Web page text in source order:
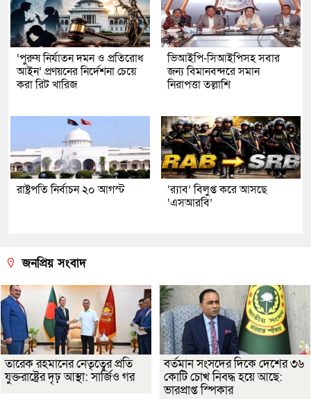
‘পুরুষ নির্যাতন দমন ও প্রতিরোধ
আইন’ প্রণয়নের নির্দেশনা চেয়ে
করা রিট খারিজ
ভিআইপি-সিআইপিসহ সবার
জন্য বিমানবন্দরে সমান
নিরাপত্তা তল্লাশি
রাষ্ট্রপতি নির্বাচন ২০ আগস্ট
‘র‍্যাব’ বিলুপ্ত করে আসছে
‘এসআরবি’
জনপ্রিয় সংবাদ
তারেক রহমানের নেতৃত্বের প্রতি
যুক্তরাষ্ট্রের দৃঢ় আস্থা: সার্জিও গর
বর্তমান সংসদের দিকে দেশের ৩৬
কোটি চোখ নিবদ্ধ হয়ে আছে:
ভারপ্রাপ্ত স্পিকার